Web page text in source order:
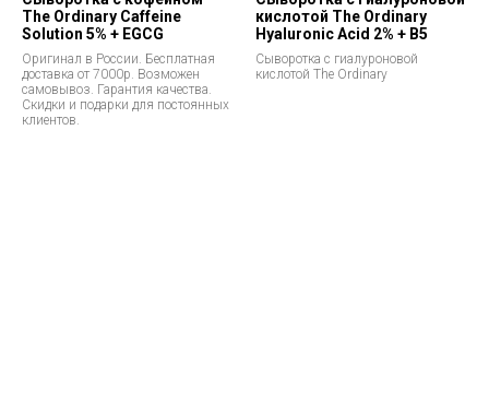
The Ordinary Caffeine
Solution 5% + EGCG
Оригинал в России. Бесплатная
доставка от 7000р. Возможен
самовывоз. Гарантия качества.
Скидки и подарки для постоянных
клиентов.
кислотой The Ordinary
Hyaluronic Acid 2% + В5
Сыворотка с гиалуроновой
кислотой The Ordinary